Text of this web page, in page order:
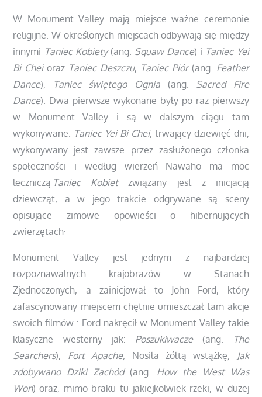
W Monument Valley mają miejsce ważne ceremonie
religijne. W określonych miejscach odbywają się między
innymi Taniec Kobiety(ang. Squaw Dance) i Taniec Yei
Bi Cheioraz Taniec Deszczu, Taniec Piór(ang. Feather
Dance), Taniec świętego Ognia (ang. Sacred Fire
Dance). Dwa pierwsze wykonane były po raz pierwszy
w Monument Valley i są w dalszym ciągu tam
wykonywane. Taniec Yei Bi Chei, trwający dziewięć dni,
wykonywany jest zawsze przez zasłużonego członka
społeczności i według wierzeń Nawaho ma moc
leczniczą. Taniec Kobietzwiązany jest z inicjacją
dziewcząt, a w jego trakcie odgrywane są sceny
opisujące zimowe opowieści o hibernujących
zwierzętach.
Monument Valley jest jednym z najbardziej
rozpoznawalnych krajobrazów w Stanach
Zjednoczonych, a zainicjował to John Ford, który
zafascynowany miejscem chętnie umieszczał tam akcje
swoich filmów : Ford nakręcił w Monument Valley takie
klasyczne westerny jak: Poszukiwacze(ang.
The
Searchers), Fort Apache, Nosiła żółtą wstążkę, Jak
zdobywano Dziki Zachód(ang. How the West Was
Won) oraz, mimo braku tu jakiejkolwiek rzeki, w dużej